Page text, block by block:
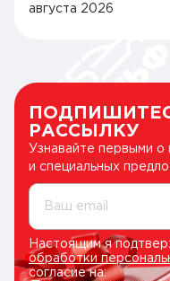
августа 2026
РАССЫЛКУ
Узнавайте первыми о
и специальных
Ваш email
Настоящим я
обработки
согласие на: